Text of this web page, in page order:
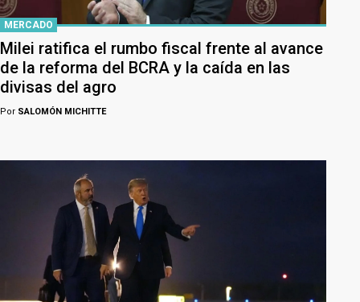
MERCADO
Milei ratifica el rumbo fiscal frente al avance
de la reforma del BCRA y la caída en las
divisas del agro
Por SALOMÓN MICHITTE